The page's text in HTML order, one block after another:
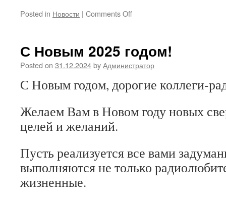
Posted in Новости | Comments Offon
РК
по
UNDXC-
С Новым 2025 годом!
Posted on 31.12.2024byАдминистратор
С Новым годом, дорогие коллеги-
Желаем Вам в Новом году новых
целей и желаний.
Пусть реализуется все вами
выполняются не только
жизненные.